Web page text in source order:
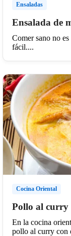
Ensaladas
Ensalada de
Comer sano no
fácil....
Cocina Oriental
Pollo al curry
En la cocina
pollo al curry con